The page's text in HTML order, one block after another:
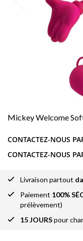
Mickey Welcome
CONTACTEZ-NOUS
CONTACTEZ-NOUS
Livraison partout
Paiement 100%
prélèvement)
15 JOURSpour